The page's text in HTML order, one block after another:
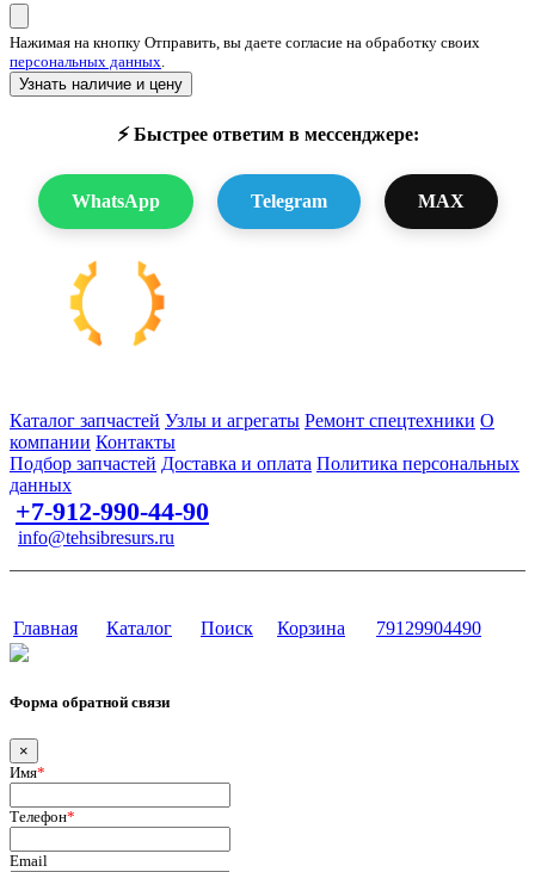
Нажимая на кнопку Отправить, вы даете согласие на обработку своих
персональных данных.
Узнать наличие и цену
⚡ Быстрее ответим в мессенджере:
WhatsApp Telegram MAX
Каталог запчастей Узлы и агрегаты Ремонт спецтехники О
компании Контакты
Подбор запчастей Доставка и оплата Политика персональных
данных
+7-912-990-44-90
info@tehsibresurs.ru
Главная Каталог Поиск Корзина 79129904490
Форма обратной связи
×
Имя*
Телефон*
Email